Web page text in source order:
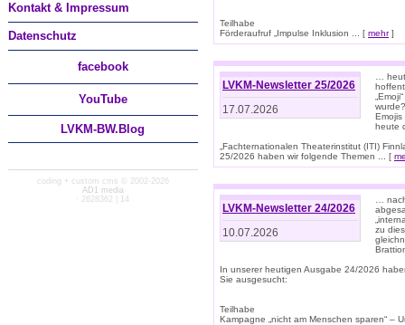
Kontakt & Impressum
Datenschutz
facebook
YouTube
LVKM-BW.Blog
coding + custom cms © 2002-2026
AD1 media
· 2628362 | 14
Teilhabe
Förderaufruf „Impulse Inklusion ... [ mehr]
LVKM-Newsletter 25/2026
17.07.2026
…
Emojis
heute
„Fachternationalen Theaterinstitut (ITI)
25/2026 haben wir folgende Themen ... [
LVKM-Newsletter 24/2026
10.07.2026
…
zu
In unserer heutigen Ausgabe 24/2026
Sie ausgesucht:
Teilhabe
Kampagne „nicht am Menschen sparen“ –